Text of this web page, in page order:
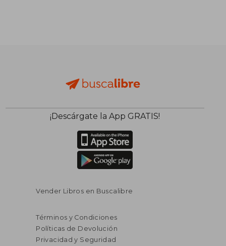
¡Descárgate la App GRATIS!
Vender Libros en Buscalibre
Términos y Condiciones
Políticas de Devolución
Privacidad y Seguridad